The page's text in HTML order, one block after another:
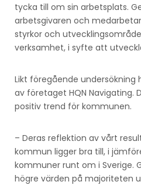
tycka till om sin arbetsplats.
arbetsgivaren och
styrkor och
verksamhet, i syfte att
Likt föregående
av företaget HQN Navigating.
positiv trend för kommunen.
– Deras reflektion av vårt
kommun ligger bra till, i
kommuner runt om i Sverige.
högre värden på majoriteten